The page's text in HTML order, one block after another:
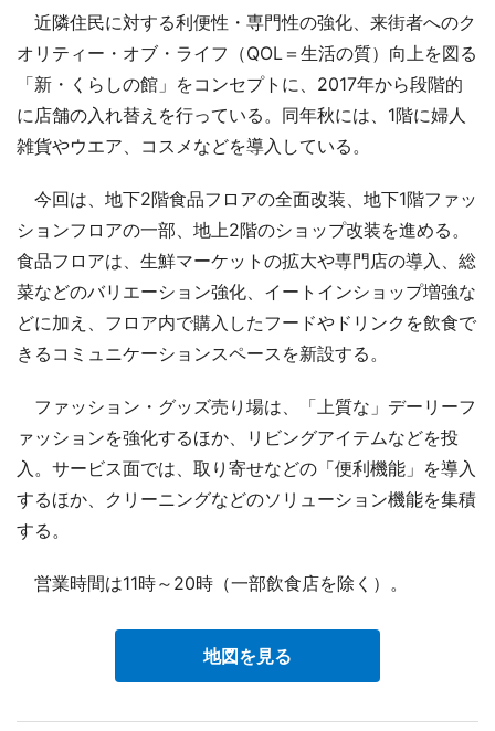
近隣住民に対する利便性・専門性の強化、来街者へのク
オリティー・オブ・ライフ（QOL＝生活の質）向上を図る
「新・くらしの館」をコンセプトに、2017年から段階的
に店舗の入れ替えを行っている。同年秋には、1階に婦人
雑貨やウエア、コスメなどを導入している。
今回は、地下2階食品フロアの全面改装、地下1階ファッ
ションフロアの一部、地上2階のショップ改装を進める。
食品フロアは、生鮮マーケットの拡大や専門店の導入、総
菜などのバリエーション強化、イートインショップ増強な
どに加え、フロア内で購入したフードやドリンクを飲食で
きるコミュニケーションスペースを新設する。
ファッション・グッズ売り場は、「上質な」デーリーフ
ァッションを強化するほか、リビングアイテムなどを投
入。サービス面では、取り寄せなどの「便利機能」を導入
するほか、クリーニングなどのソリューション機能を集積
する。
営業時間は11時～20時（一部飲食店を除く）。
地図を見る